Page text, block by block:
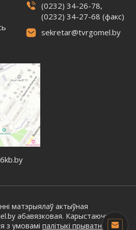
(0232) 34-26-78,
(0232) 34-27-68 (факс)
sekretar@tvrgomel.by
матэрыялаў актыўная
абавязковая. Карыстаючыся
з умовамі палітыкі прыватнасці.